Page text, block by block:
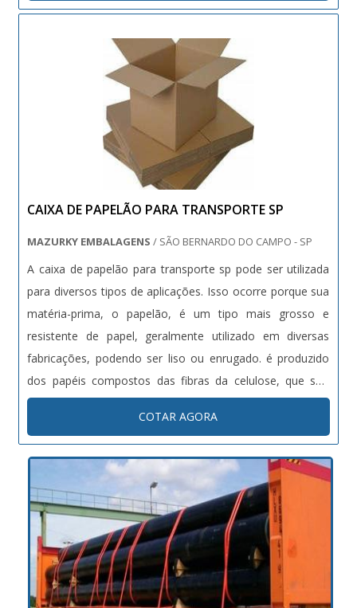
manter a...
CAIXA DE PAPELÃO PARA TRANSPORTE SP
MAZURKY EMBALAGENS/ SÃO BERNARDO DO CAMPO - SP
A caixa de papelão para transporte sp pode ser utilizada
para diversos tipos de aplicações. Isso ocorre porque sua
matéria-prima, o papelão, é um tipo mais grosso e
resistente de papel, geralmente utilizado em diversas
fabricações, podendo ser liso ou enrugado. é produzido
dos papéis compostos das fibras da celulose, que são
virgens ou reciclados. Principais aplicações da caixa de
papelão Cosméticos; Farmacêuticos; Alimentícios;
Eletroele...
COTAR AGORA